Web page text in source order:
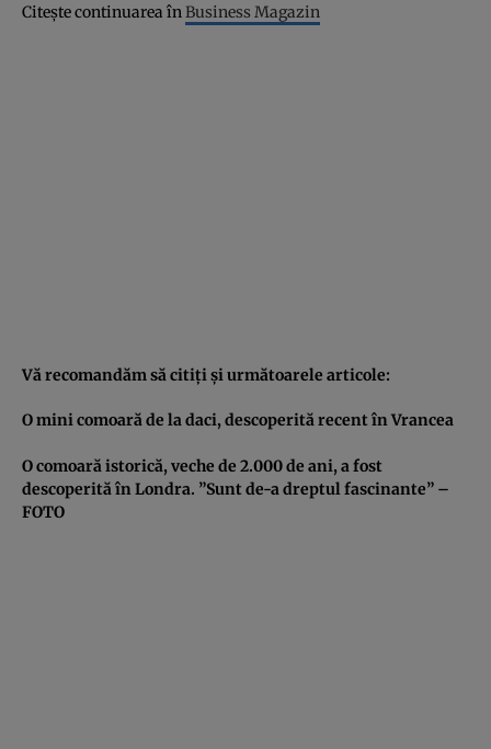
Citeşte continuarea înBusiness Magazin
Vă recomandăm să citiţi şi următoarele articole:
O mini comoară de la daci, descoperită recent în Vrancea
O comoară istorică, veche de 2.000 de ani, a fost
descoperită în Londra. ”Sunt de-a dreptul fascinante” –
FOTO